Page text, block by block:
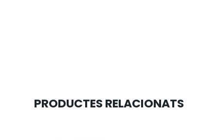
PRODUCTES RELACIONATS